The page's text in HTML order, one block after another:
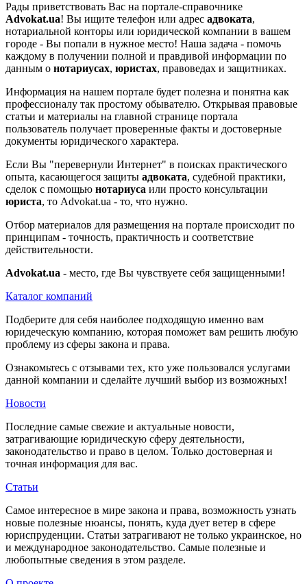
Рады приветствовать Вас на портале-справочнике
Advokat.ua! Вы ищите телефон или адрес адвоката,
нотариальной конторы или юридической компании в вашем
городе - Вы попали в нужное место! Наша задача - помочь
каждому в получении полной и правдивой информации по
данным о нотариусах, юристах, правоведах и защитниках.
Информация на нашем портале будет полезна и понятна как
профессионалу так простому обывателю. Открывая правовые
статьи и материалы на главной странице портала
пользователь получает проверенные факты и достоверные
документы юридического характера.
Если Вы "перевернули Интернет" в поисках практического
опыта, касающегося защиты адвоката, судебной практики,
сделок с помощью нотариуса или просто консультации
юриста, то Advokat.ua - то, что нужно.
Отбор материалов для размещения на портале происходит по
принципам - точность, практичность и соответствие
действительности.
Advokat.ua - место, где Вы чувствуете себя защищенными!
Каталог компаний
Подберите для себя наиболее подходящую именно вам
юридеческую компанию, которая поможет вам решить любую
проблему из сферы закона и права.
Ознакомьтесь с отзывами тех, кто уже пользовался услугами
данной компании и сделайте лучший выбор из возможных!
Новости
Последние самые свежие и актуальные новости,
затрагивающие юридическую сферу деятельности,
законодательство и право в целом. Только достоверная и
точная информация для вас.
Статьи
Самое интересное в мире закона и права, возможность узнать
новые полезные нюансы, понять, куда дует ветер в сфере
юриспруденции. Статьи затрагивают не только украинское, но
и международное законодательство. Самые полезные и
любопытные сведения в этом разделе.